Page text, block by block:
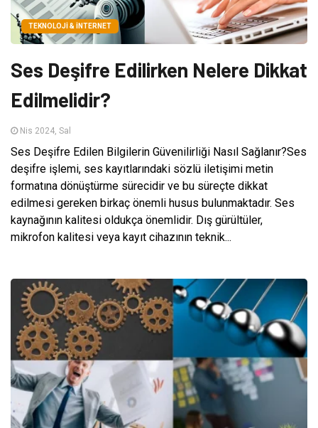
TEKNOLOJI & İNTERNET
Ses Deşifre Edilirken Nelere Dikkat
Edilmelidir?
Nis 2024, Sal
Ses Deşifre Edilen Bilgilerin Güvenilirliği Nasıl Sağlanır?Ses
deşifre işlemi, ses kayıtlarındaki sözlü iletişimi metin
formatına dönüştürme sürecidir ve bu süreçte dikkat
edilmesi gereken birkaç önemli husus bulunmaktadır. Ses
kaynağının kalitesi oldukça önemlidir. Dış gürültüler,
mikrofon kalitesi veya kayıt cihazının teknik...